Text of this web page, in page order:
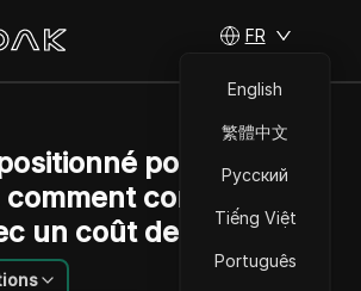
FR
English
繁體中文
Русский
Tiếng Việt
Português
pour KGEN
commencer
un coût de 0 $